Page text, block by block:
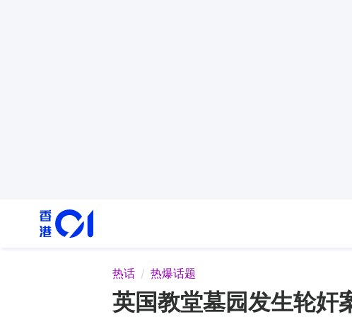
热话 热爆话题
英国教堂墓园发生轮